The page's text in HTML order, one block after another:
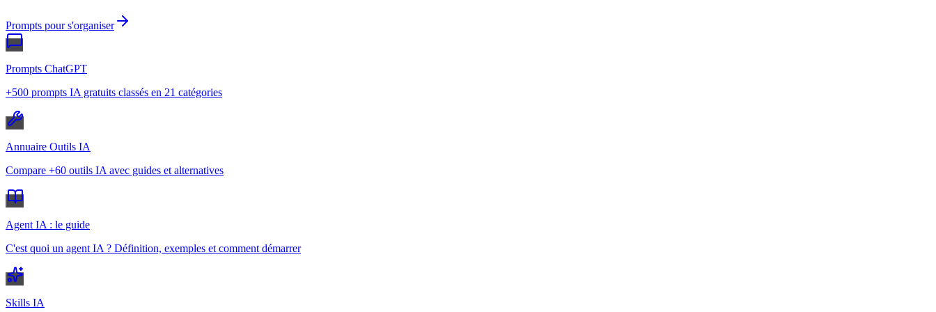
Prompts pour s'organiser
Prompts ChatGPT
+500 prompts IA gratuits classés en 21 catégories
Annuaire Outils IA
Compare +60 outils IA avec guides et alternatives
Agent IA : le guide
C'est quoi un agent IA ? Définition, exemples et comment démarrer
Skills IA